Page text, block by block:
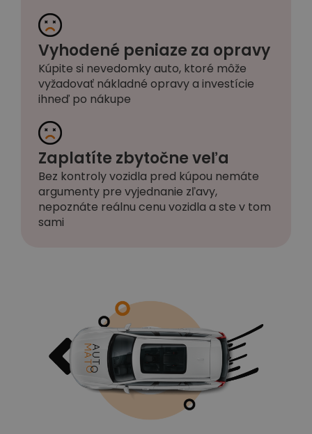
Vyhodené peniaze za opravy
Kúpite si nevedomky auto, ktoré môže
vyžadovať nákladné opravy a investície
ihneď po nákupe
Zaplatíte zbytočne veľa
Bez kontroly vozidla pred kúpou nemáte
argumenty pre vyjednanie zľavy,
nepoznáte reálnu cenu vozidla a ste v tom
sami